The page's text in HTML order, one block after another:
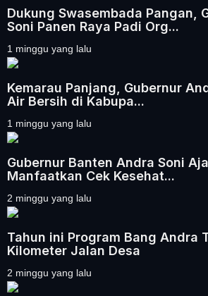
Dukung Swasembada Pangan,
Soni Panen Raya Padi Org...
1 minggu yang lalu
Kemarau Panjang, Gubernur
Air Bersih di Kabupa...
1 minggu yang lalu
Gubernur Banten Andra Soni
Manfaatkan Cek Kesehat...
2 minggu yang lalu
Tahun ini Program Bang Andra
Kilometer Jalan Desa
2 minggu yang lalu